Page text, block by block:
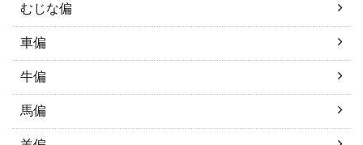
むじな偏
車偏
牛偏
馬偏